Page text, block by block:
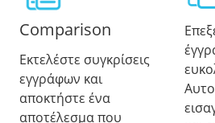
Comparison
Εκτελέστε συγκρίσεις
εγγράφων και
αποκτήστε ένα
αποτέλεσμα που